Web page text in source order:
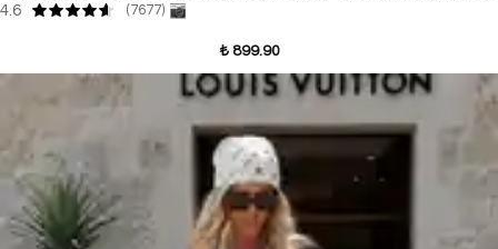
4.6 (7677)
₺ 899.90